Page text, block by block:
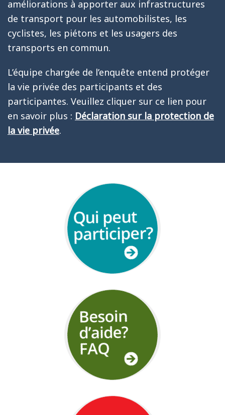
améliorations à apporter aux infrastructures
de transport pour les automobilistes, les
cyclistes, les piétons et les usagers des
transports en commun.
L’équipe chargée de l’enquête entend protéger
la vie privée des participants et des
participantes. Veuillez cliquer sur ce lien pour
en savoir plus : Déclaration sur la protection de
la vie privée.